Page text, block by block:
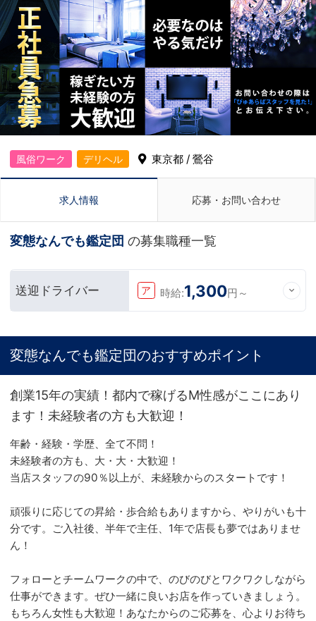
風俗ワーク デリヘル 東京都 / 鶯谷
求人情報 応募・お問い合わせ
変態なんでも鑑定団 の募集職種一覧
送迎ドライバー ア 時給:1,300円～
変態なんでも鑑定団のおすすめポイント
創業15年の実績！都内で稼げるM性感がここにあり
ます！未経験者の方も大歓迎！
年齢・経験・学歴、全て不問！
未経験者の方も、大・大・大歓迎！
当店スタッフの90％以上が、未経験からのスタートです！
頑張りに応じての昇給・歩合給もありますから、やりがいも十
分です。ご入社後、半年で主任、1年で店長も夢ではありませ
ん！
フォローとチームワークの中で、のびのびとワクワクしながら
仕事ができます。ぜひ一緒に良いお店を作っていきましょう。
もちろん女性も大歓迎！あなたからのご応募を、心よりお待ち